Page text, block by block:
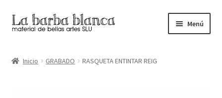
Ir
a
navegación
Ir
al
Menú
Inicio GRABADO RASQUETA ENTINTAR REIG